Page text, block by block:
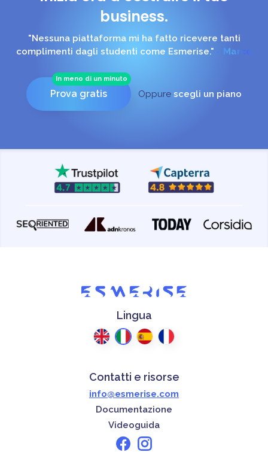
business.
"Ciò che mi ha rassicurata è l'assistenza costante,
solerte e puntuale dello Staff." - Francesca
In meno di un minuto
Prova gratis Oppure scegli un piano
Lingua
Contatti e risorse
info@esmerise.com
Documentazione
Videoguida